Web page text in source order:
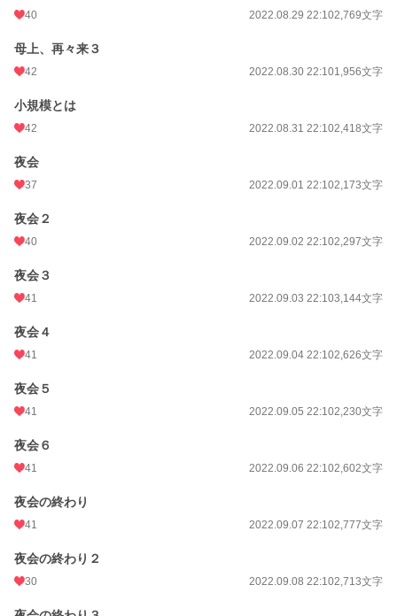
40 2022.08.29 22:102,769文字
母上、再々来３
42 2022.08.30 22:101,956文字
小規模とは
42 2022.08.31 22:102,418文字
夜会
37 2022.09.01 22:102,173文字
夜会２
40 2022.09.02 22:102,297文字
夜会３
41 2022.09.03 22:103,144文字
夜会４
41 2022.09.04 22:102,626文字
夜会５
41 2022.09.05 22:102,230文字
夜会６
41 2022.09.06 22:102,602文字
夜会の終わり
41 2022.09.07 22:102,777文字
夜会の終わり２
30 2022.09.08 22:102,713文字